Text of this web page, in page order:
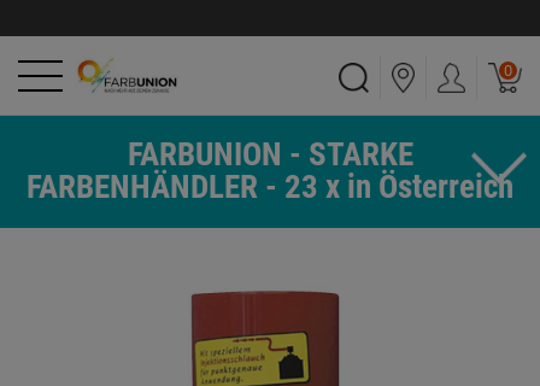
0
FARBUNION - STARKE
FARBENHÄNDLER - 23 x in Österreich